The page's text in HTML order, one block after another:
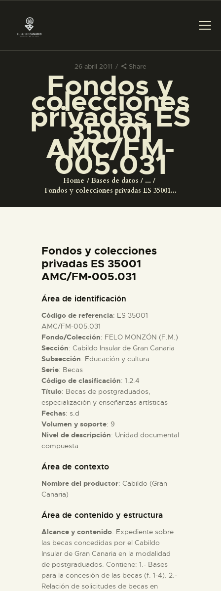
26 abril 2011 Share
Fondos y
colecciones
privadas ES
35001
AMC/FM-
005.031
Home Bases de datos
...
Fondos y colecciones privadas ES 35001...
PREPARAR LA VISITA
ACTIVIDADES
█
EL MUSEO
ESPAÑOL
ACTIVIDADES
█
EL MUSEO
COLECCIONES
DIDÁCTICA
ESPAÑOL
Fondos y colecciones
privadas ES 35001
AMC/FM-005.031
Área de identificación
Código de referencia: ES 35001
AMC/FM-005.031
Fondo/Colección: FELO MONZÓN (F.M.)
Sección: Cabildo Insular de Gran Canaria
Subsección: Educación y cultura
Serie: Becas
Código de clasificación: 1.2.4
Título: Becas de postgraduados,
especialización y enseñanzas artísticas
Fechas: s.d
Volumen y soporte: 9
Nivel de descripción: Unidad documental
compuesta
Área de contexto
Nombre del productor: Cabildo (Gran
Canaria)
Área de contenido y estructura
Alcance y contenido: Expediente sobre
las becas concedidas por el Cabildo
Insular de Gran Canaria en la modalidad
de postgraduados. Contiene: 1.- Bases
para la concesión de las becas (f. 1-4). 2.-
Relación de solicitudes de becas en